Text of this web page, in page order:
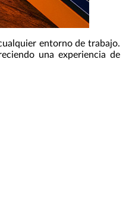
entorno de trabajo.
una experiencia de